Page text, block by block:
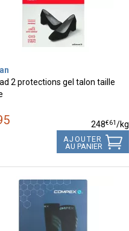
2 protections gel talon taille
248€61/kg
AJOUTER
AU PANIER